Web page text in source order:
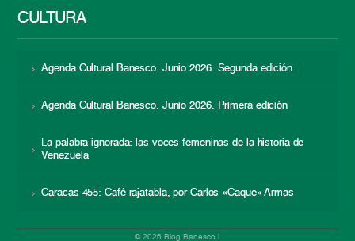
CULTURA
Agenda Cultural Banesco. Junio 2026. Segunda edición
Agenda Cultural Banesco. Junio 2026. Primera edición
La palabra ignorada: las voces femeninas de la historia de
Venezuela
Caracas 455: Café rajatabla, por Carlos «Caque» Armas
© 2026 Blog Banesco |